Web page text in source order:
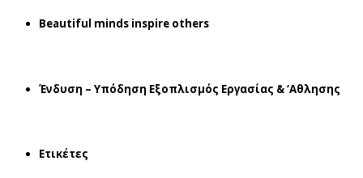
Beautiful minds inspire others
Ένδυση – Υπόδηση Εξοπλισμός Εργασίας & ‘Aθλησης
Ετικέτες